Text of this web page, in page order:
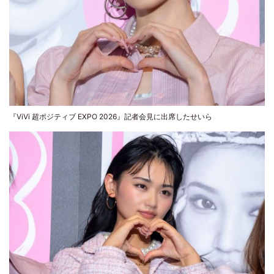
『ViVi 超ポジティブ EXPO 2026』記者会見に出席したせいら